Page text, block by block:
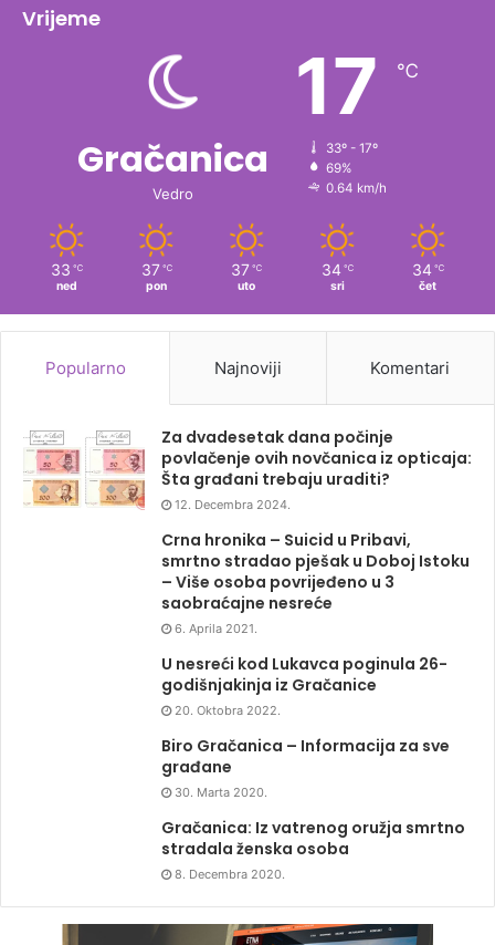
Vrijeme
Gračanica
Vedro
17 ℃
33º - 17º
69%
0.64 km/h
33 ℃
ned
37 ℃
pon
37 ℃
uto
34 ℃
sri
34 ℃
čet
Popularno Najnoviji Komentari
Za dvadesetak dana počinje
povlačenje ovih novčanica iz opticaja:
Šta građani trebaju uraditi?
12. Decembra 2024.
Crna hronika – Suicid u Pribavi,
smrtno stradao pješak u Doboj Istoku
– Više osoba povrijeđeno u 3
saobraćajne nesreće
6. Aprila 2021.
U nesreći kod Lukavca poginula 26-
godišnjakinja iz Gračanice
20. Oktobra 2022.
Biro Gračanica – Informacija za sve
građane
30. Marta 2020.
Gračanica: Iz vatrenog oružja smrtno
stradala ženska osoba
8. Decembra 2020.